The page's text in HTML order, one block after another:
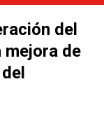
del
mejora de